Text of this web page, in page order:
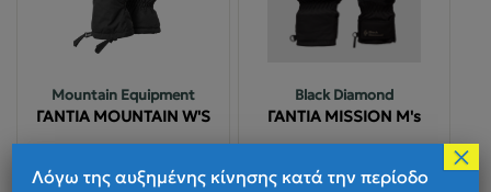
Mountain Equipment
ΓΑΝΤΙΑ MOUNTAIN W'S
Παράδοση 1 έως 4 ημέρες
Black Diamond
ΓΑΝΤΙΑ MISSION M's
Παράδοση 1 έως 4 ημέρες
Λόγω της αυξημένης κίνησης κατά την περίοδο ×